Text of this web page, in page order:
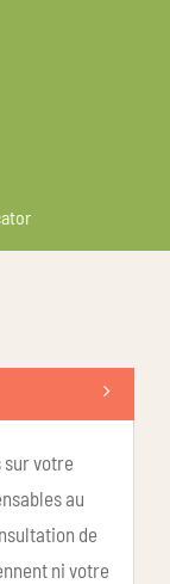
sur votre
au
de
ni votre